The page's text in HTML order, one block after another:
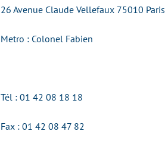
26 Avenue Claude Vellefaux 75010 Paris
Metro : Colonel Fabien
Tél : 01 42 08 18 18
Fax : 01 42 08 47 82